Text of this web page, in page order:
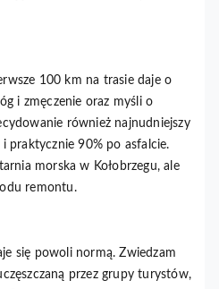
100 km na trasie daje o
i zmęczenie oraz myśli o
również najnudniejszy
praktycznie 90% po asfalcie.
morska w Kołobrzegu, ale
remontu.
się powoli normą. Zwiedzam
przez grupy turystów,